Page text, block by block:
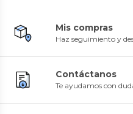
Mis compras
Haz seguimiento y
Contáctanos
Te ayudamos con